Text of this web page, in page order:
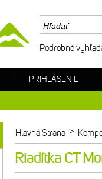
Hlavná Strana >
Riadítka CT
Podrobné
PRIHLÁSENIE